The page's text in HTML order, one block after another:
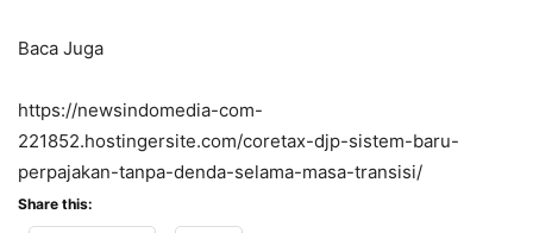
Baca Juga
https://newsindomedia-com-
221852.hostingersite.com/coretax-djp-sistem-baru-
perpajakan-tanpa-denda-selama-masa-transisi/
Share this: